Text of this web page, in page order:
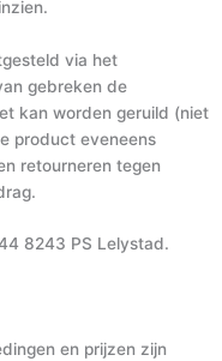
via het
gebreken de
kan worden geruild (niet
product eveneens
retourneren tegen
8243 PS Lelystad.
en prijzen zijn